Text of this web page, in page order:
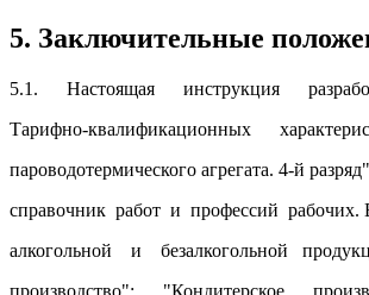
5. Заключительные
5.1. Настоящая инструкция
Тарифно-квалификационных
пароводотермического агрегата. 4-й
справочник работ и профессий рабочих.
алкогольной и безалкогольной
производство"; "Кондитерское